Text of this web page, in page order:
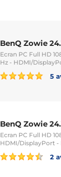
BenQ Zowie
Ecran PC Full HD
Hz - HDMI/
5
BenQ Zowie
Ecran PC Full HD
HDMI/DisplayPort
2